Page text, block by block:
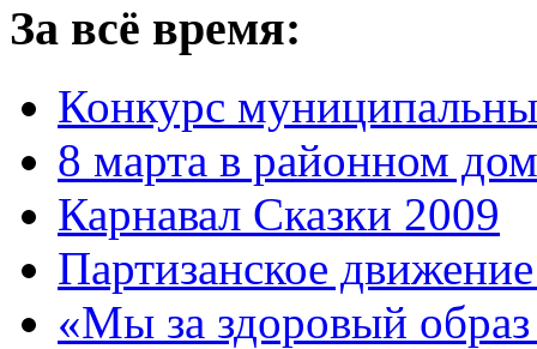
За всё время:
Конкурс
8 марта в районном
Карнавал Сказки 2009
Партизанское
«Мы за здоровый